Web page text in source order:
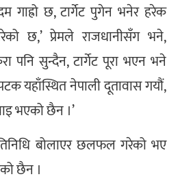
गाह्रो छ, टार्गेट पुगेन भनेर हरेक
छ,’ प्रेमले राजधानीसँग भने,
पनि सुन्दैन, टार्गेट पूरा भएन भने
यहाँस्थित नेपाली दूतावास गयौं,
भएको छैन ।’
बोलाएर छलफल गरेको भए
छैन ।